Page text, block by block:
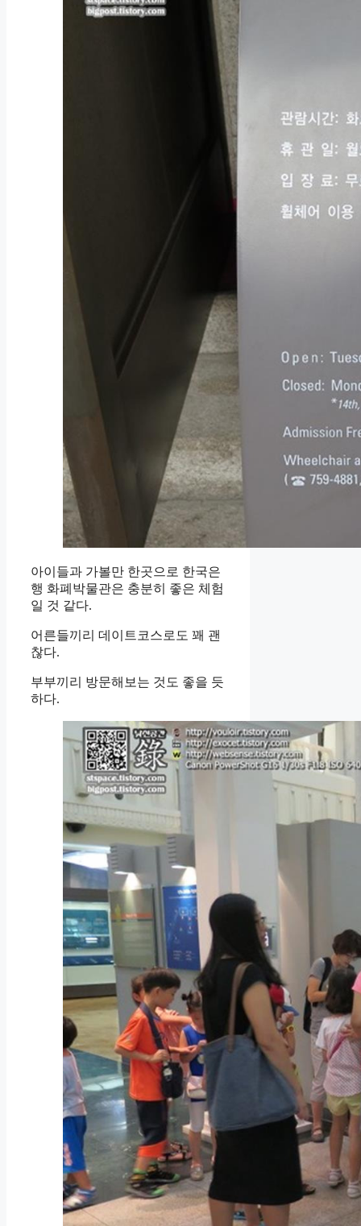
아이들과 가볼만 한곳으로 한국은
행 화폐박물관은 충분히 좋은 체험
일 것 같다.
어른들끼리 데이트코스로도 꽤 괜
찮다.
부부끼리 방문해보는 것도 좋을 듯
하다.